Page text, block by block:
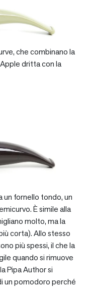
che combinano la
dritta con la
fornello tondo, un
È simile alla
molto, ma la
corta). Allo stesso
più spessi, il che la
quando si rimuove
Pipa Author si
un pomodoro perché